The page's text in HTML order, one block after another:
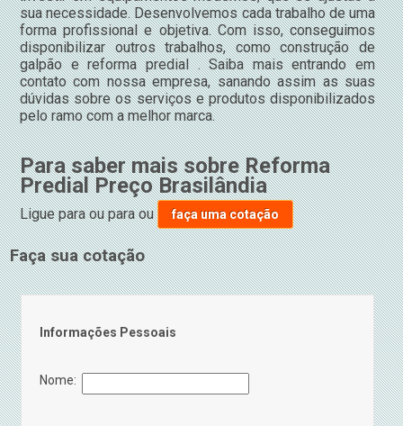
sua necessidade. Desenvolvemos cada trabalho de uma
forma profissional e objetiva. Com isso, conseguimos
disponibilizar outros trabalhos, como construção de
galpão e reforma predial . Saiba mais entrando em
contato com nossa empresa, sanando assim as suas
dúvidas sobre os serviços e produtos disponibilizados
pelo ramo com a melhor marca.
Para saber mais sobre Reforma
Predial Preço Brasilândia
Ligue paraou paraou faça uma cotação
Faça sua cotação
Informações Pessoais
Nome: